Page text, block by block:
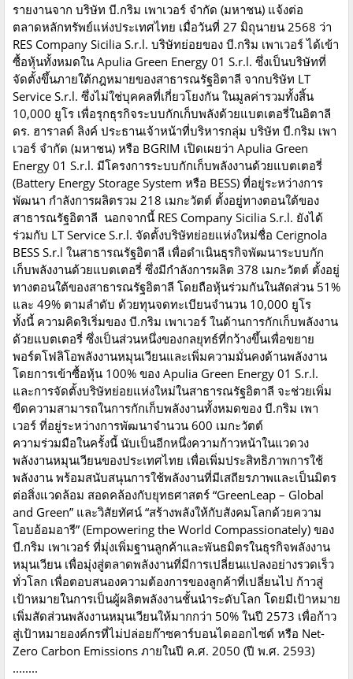
รายงานจาก บริษัท บี.กริม เพาเวอร์ จำกัด (มหาชน) แจ้งต่อ
ตลาดหลักทรัพย์แห่งประเทศไทย เมื่อวันที่ 27 มิถุนายน 2568 ว่า
RES Company Sicilia S.r.l. บริษัทย่อยของ บี.กริม เพาเวอร์ ได้เข้า
ซื้อหุ้นทั้งหมดใน Apulia Green Energy 01 S.r.l. ซึ่งเป็นบริษัทที่
จัดตั้งขึ้นภายใต้กฎหมายของสาธารณรัฐอิตาลี จากบริษัท LT
Service S.r.l. ซึ่งไม่ใช่บุคคลที่เกี่ยวโยงกัน ในมูลค่ารวมทั้งสิ้น
10,000 ยูโร เพื่อรุกธุรกิจระบบกักเก็บพลังด้วยแบตเตอรี่ในอิตาลี
ดร. ฮาราลด์ ลิงค์ ประธานเจ้าหน้าที่บริหารกลุ่ม บริษัท บี.กริม เพา
เวอร์ จำกัด (มหาชน) หรือ BGRIM เปิดเผยว่า Apulia Green
Energy 01 S.r.l. มีโครงการระบบกักเก็บพลังงานด้วยแบตเตอรี่
(Battery Energy Storage System หรือ BESS) ที่อยู่ระหว่างการ
พัฒนา กำลังการผลิตรวม 218 เมกะวัตต์ ตั้งอยู่ทางตอนใต้ของ
สาธารณรัฐอิตาลี นอกจากนี้ RES Company Sicilia S.r.l. ยังได้
ร่วมกับ LT Service S.r.l. จัดตั้งบริษัทย่อยแห่งใหม่ชื่อ Cerignola
BESS S.r.l ในสาธารณรัฐอิตาลี เพื่อดำเนินธุรกิจพัฒนาระบบกัก
เก็บพลังงานด้วยแบตเตอรี่ ซึ่งมีกำลังการผลิต 378 เมกะวัตต์ ตั้งอยู่
ทางตอนใต้ของสาธารณรัฐอิตาลี โดยถือหุ้นร่วมกันในสัดส่วน 51%
และ 49% ตามลำดับ ด้วยทุนจดทะเบียนจำนวน 10,000 ยูโร
ทั้งนี้ ความคิดริเริ่มของ บี.กริม เพาเวอร์ ในด้านการกักเก็บพลังงาน
ด้วยแบตเตอรี่ ซึ่งเป็นส่วนหนึ่งของกลยุทธ์ที่กว้างขึ้นเพื่อขยาย
พอร์ตโฟลิโอพลังงานหมุนเวียนและเพิ่มความมั่นคงด้านพลังงาน
โดยการเข้าซื้อหุ้น 100% ของ Apulia Green Energy 01 S.r.l.
และการจัดตั้งบริษัทย่อยแห่งใหม่ในสาธารณรัฐอิตาลี จะช่วยเพิ่ม
ขีดความสามารถในการกักเก็บพลังงานทั้งหมดของ บี.กริม เพา
เวอร์ ที่อยู่ระหว่างการพัฒนาจำนวน 600 เมกะวัตต์
ความร่วมมือในครั้งนี้ นับเป็นอีกหนึ่งความก้าวหน้าในแวดวง
พลังงานหมุนเวียนของประเทศไทย เพื่อเพิ่มประสิทธิภาพการใช้
พลังงาน พร้อมสนับสนุนการใช้พลังงานที่มีเสถียรภาพและเป็นมิตร
ต่อสิ่งแวดล้อม สอดคล้องกับยุทธศาสตร์ “GreenLeap – Global
and Green” และวิสัยทัศน์ “สร้างพลังให้กับสังคมโลกด้วยความ
โอบอ้อมอารี” (Empowering the World Compassionately) ของ
บี.กริม เพาเวอร์ ที่มุ่งเพิ่มฐานลูกค้าและพันธมิตรในธุรกิจพลังงาน
หมุนเวียน เพื่อมุ่งสู่ตลาดพลังงานที่มีการเปลี่ยนแปลงอย่างรวดเร็ว
ทั่วโลก เพื่อตอบสนองความต้องการของลูกค้าที่เปลี่ยนไป ก้าวสู่
เป้าหมายในการเป็นผู้ผลิตพลังงานชั้นนำระดับโลก โดยมีเป้าหมาย
เพิ่มสัดส่วนพลังงานหมุนเวียนให้มากกว่า 50% ในปี 2573 เพื่อก้าว
สู่เป้าหมายองค์กรที่ไม่ปล่อยก๊าซคาร์บอนไดออกไซด์ หรือ Net-
Zero Carbon Emissions ภายในปี ค.ศ. 2050 (ปี พ.ศ. 2593)
........